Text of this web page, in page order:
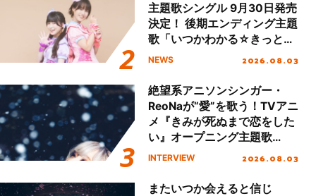
主題歌シングル 9月30日発売
決定！ 後期エンディング主題
歌「いつかわかる☆きっとあ
える」TVサイズ先行配信開
NEWS 2026.08.03
絶望系アニソンシンガー・
ReoNaが“愛”を歌う！TVアニ
メ『きみが死ぬまで恋をした
い』オープニング主題歌
「Amore」インタビュー
INTERVIEW 2026.08.03
またいつか会えると信じ